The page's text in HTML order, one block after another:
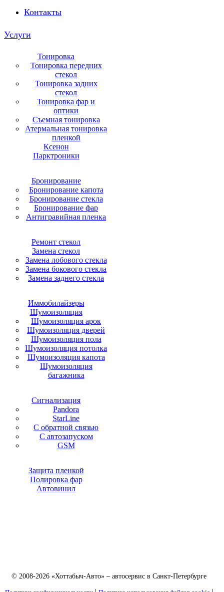
Контакты
Услуги
Тонировка
Тонировка передних
стекол
Тонировка задних
стекол
Тонировка фар и
оптики
Съемная тонировка
Атермальная тонировка
пленкой
Ксенон
Парктроники
Бронирование
Бронирование капота
Бронирование стекла
Бронирование фар
Антигравийная пленка
Ремонт стекол
Замена стекол
Замена лобового стекла
Замена бокового стекла
Замена заднего стекла
Иммобилайзеры
Шумоизоляция
Шумоизоляция арок
Шумоизоляция дверей
Шумоизоляция пола
Шумоизоляция потолка
Шумоизоляция капота
Шумоизоляция
багажника
Сигнализация
Pandora
StarLine
С обратной связью
С автозапуском
GSM
Защита пленкой
Полировка фар
Автовинил
© 2008-2026 «Хоттабыч-Авто» – автосервис в Санкт-Петербурге